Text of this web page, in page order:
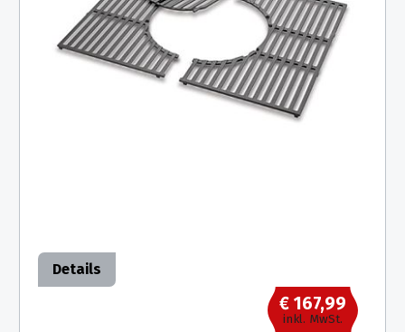
Details
€ 167,99
inkl. MwSt.